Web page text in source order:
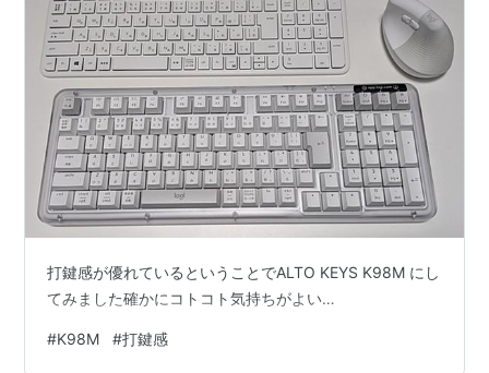
打鍵感が優れているということでALTO KEYS K98M にし
てみました確かにコトコト気持ちがよい…
#K98M #打鍵感